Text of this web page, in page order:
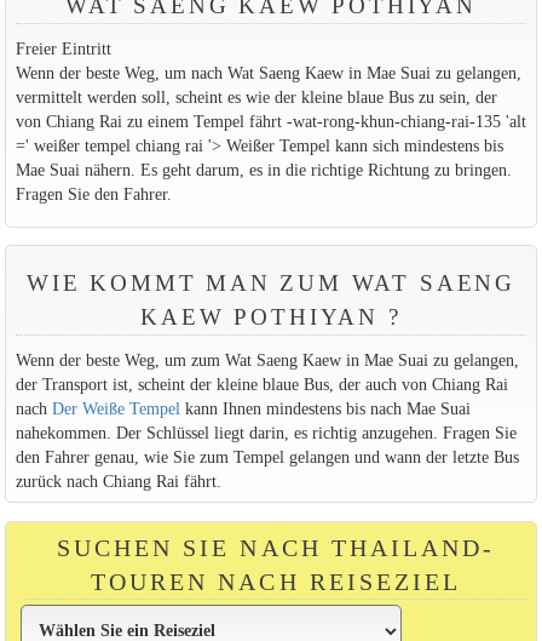
WAT SAENG KAEW POTHIYAN
Freier Eintritt
Wenn der beste Weg, um nach Wat Saeng Kaew in Mae Suai zu gelangen,
vermittelt werden soll, scheint es wie der kleine blaue Bus zu sein, der
von Chiang Rai zu einem Tempel fährt -wat-rong-khun-chiang-rai-135 'alt
=' weißer tempel chiang rai '> Weißer Tempel kann sich mindestens bis
Mae Suai nähern. Es geht darum, es in die richtige Richtung zu bringen.
Fragen Sie den Fahrer.
WIE KOMMT MAN ZUM WAT SAENG
KAEW POTHIYAN ?
Wenn der beste Weg, um zum Wat Saeng Kaew in Mae Suai zu gelangen,
der Transport ist, scheint der kleine blaue Bus, der auch von Chiang Rai
nach Der Weiße Tempel kann Ihnen mindestens bis nach Mae Suai
nahekommen. Der Schlüssel liegt darin, es richtig anzugehen. Fragen Sie
den Fahrer genau, wie Sie zum Tempel gelangen und wann der letzte Bus
zurück nach Chiang Rai fährt.
SUCHEN SIE NACH THAILAND-
TOUREN NACH REISEZIEL